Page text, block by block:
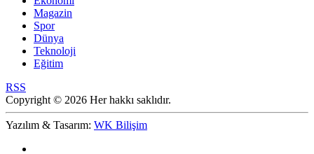
Magazin
Spor
Dünya
Teknoloji
Eğitim
RSS
Copyright © 2026 Her hakkı saklıdır.
Yazılım & Tasarım: WK Bilişim